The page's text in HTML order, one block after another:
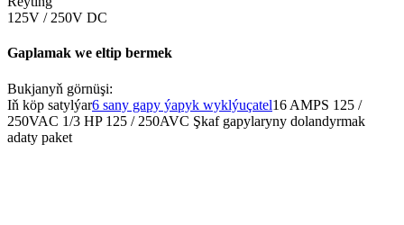
125V / 250V DC
Gaplamak we eltip bermek
Bukjanyň görnüşi:
Iň köp satylýar6 sany gapy ýapyk wyklýuçatel16 AMPS 125 /
250VAC 1/3 HP 125 / 250AVC Şkaf gapylaryny dolandyrmak
adaty paket